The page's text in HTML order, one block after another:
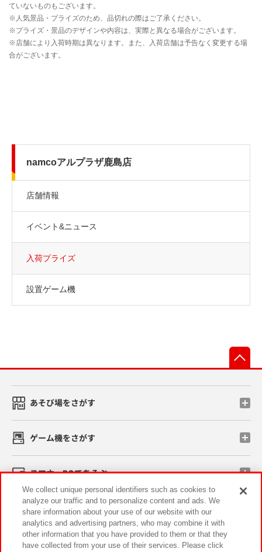
namcoアルプラザ鹿島店
店舗情報
イベント&ニュース
入荷プライズ
設置ゲーム機
あそび場をさがす
ゲーム機をさがす
スマホ・PCであそぶ
イベント・キャンペーン
We collect unique personal identifiers such as cookies to
analyze our traffic and to personalize content and ads. We
share information about your use of our website with our
analytics and advertising partners, who may combine it with
other information that you have provided to them or that they
have collected from your use of their services. Please click